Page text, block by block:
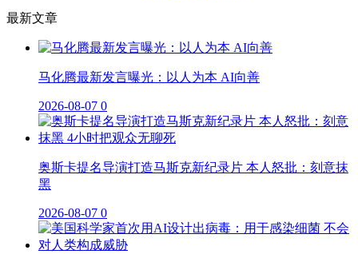
最新文章
马化腾最新发言曝光：以人为本 AI向善
2026-08-07 0
奥斯卡提名导演打造马斯克新纪录片 本人怒批：刻意抹
黑
2026-08-07 0